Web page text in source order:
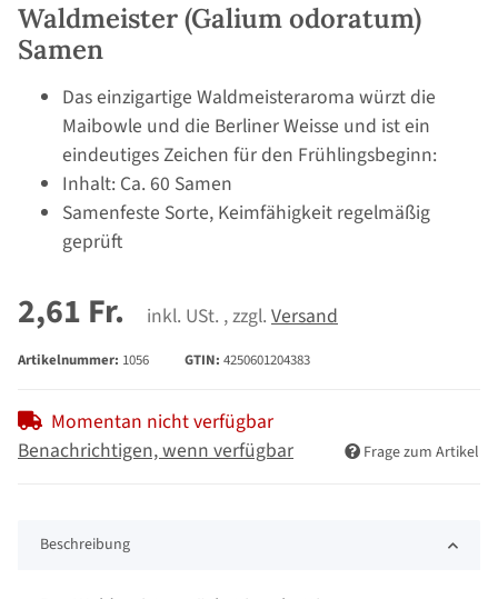
Waldmeister (Galium odoratum)
Samen
Das einzigartige Waldmeisteraroma würzt die
Maibowle und die Berliner Weisse und ist ein
eindeutiges Zeichen für den Frühlingsbeginn:
Inhalt: Ca. 60 Samen
Samenfeste Sorte, Keimfähigkeit regelmäßig
geprüft
2,61 Fr. inkl. USt. , zzgl. Versand
Artikelnummer: 1056 GTIN: 4250601204383
Momentan nicht verfügbar
Benachrichtigen, wenn verfügbar
Frage zum Artikel
Beschreibung